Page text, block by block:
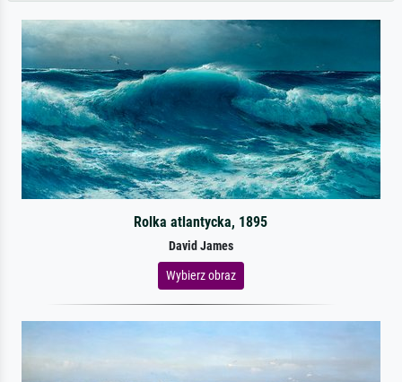
Rolka atlantycka, 1895
David James
Wybierz obraz